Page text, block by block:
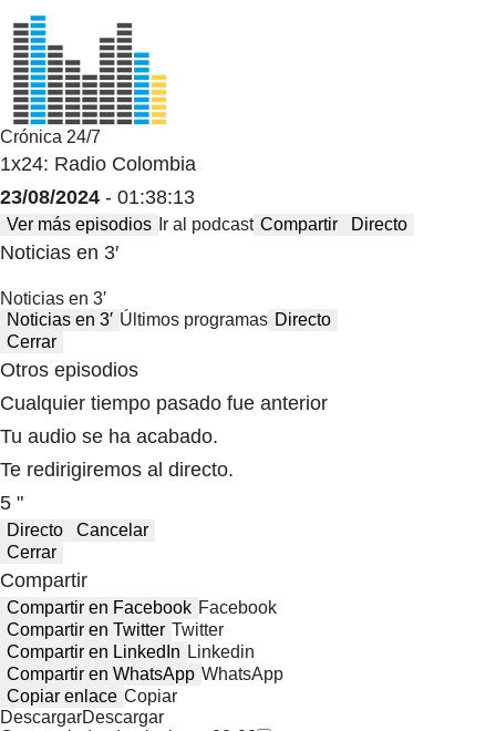
Crónica 24/7
1x24: Radio Colombia
23/08/2024 - 01:38:13
Ver más episodios Ir al podcast Compartir Directo
Noticias en 3′
Noticias en 3′
Noticias en 3′ Últimos programas Directo
Cerrar
Otros episodios
Cualquier tiempo pasado fue anterior
Tu audio se ha acabado.
Te redirigiremos al directo.
5 "
Directo
Cancelar
Cerrar
Compartir
Compartir en Facebook Facebook
Compartir en Twitter Twitter
Compartir en LinkedIn Linkedin
Compartir en WhatsApp WhatsApp
Copiar enlace Copiar
DescargarDescargar